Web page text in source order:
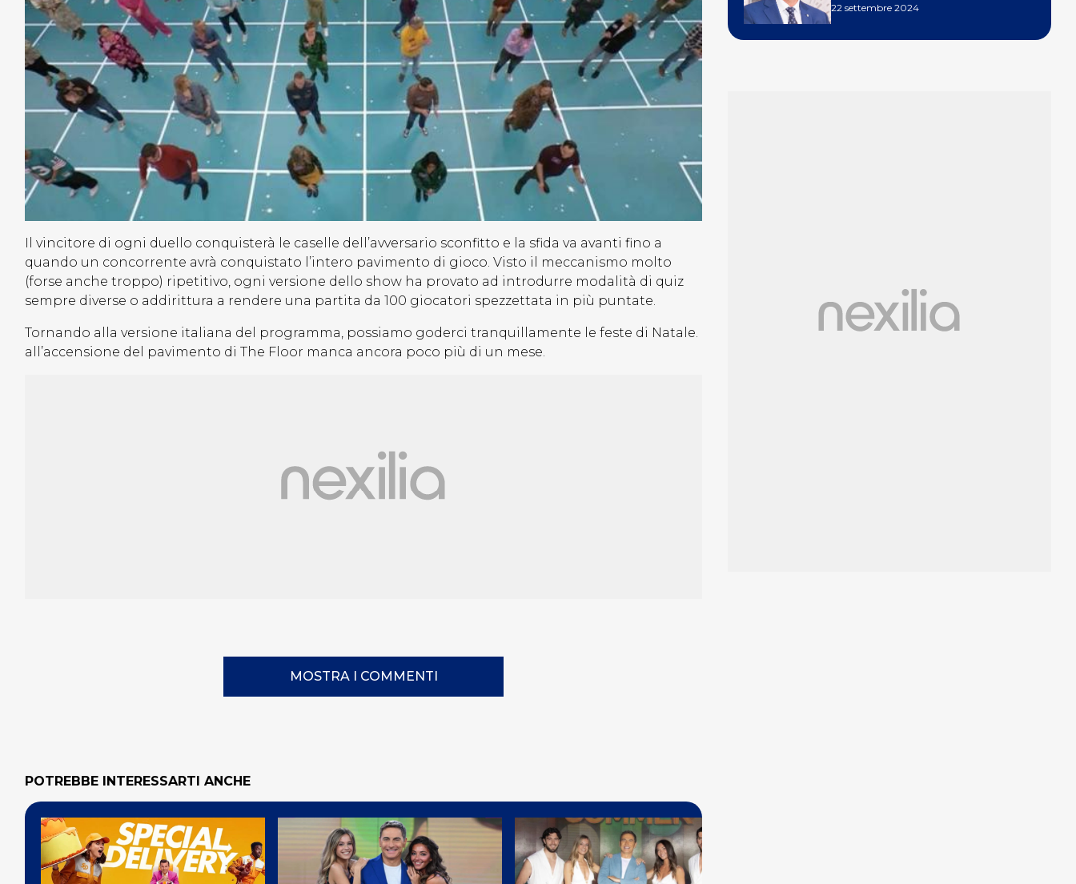
Il vincitore di ogni duello conquisterà le caselle dell’avversario sconfitto e la sfida va avanti fino a
quando un concorrente avrà conquistato l’intero pavimento di gioco. Visto il meccanismo molto
(forse anche troppo) ripetitivo, ogni versione dello show ha provato ad introdurre modalità di quiz
sempre diverse o addirittura a rendere una partita da 100 giocatori spezzettata in più puntate.
Tornando alla versione italiana del programma, possiamo goderci tranquillamente le feste di Natale.
all’accensione del pavimento di The Floor manca ancora poco più di un mese.
MOSTRA I COMMENTI
POTREBBE INTERESSARTI ANCHE
22 settembre 2024